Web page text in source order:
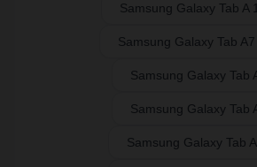
Samsung Galaxy Tab A
Samsung Galaxy Tab
Samsung Galaxy Tab
Samsung Galaxy Tab
Samsung Galaxy Tab